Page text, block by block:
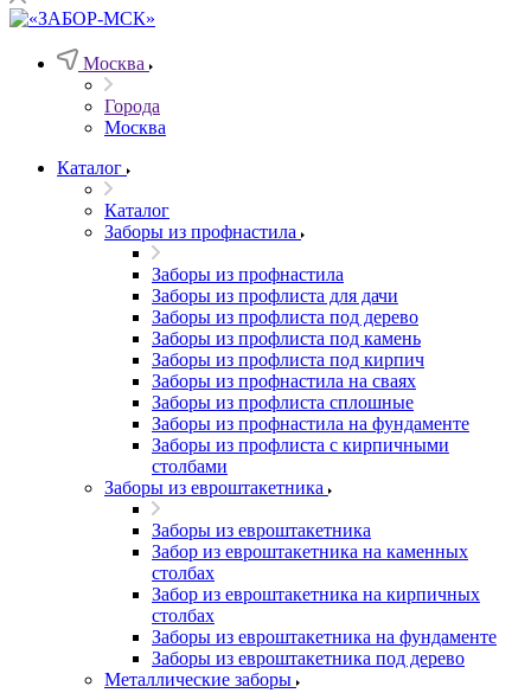
Москва
Города
Москва
Каталог
Каталог
Заборы из профнастила
Заборы из профнастила
Заборы из профлиста для дачи
Заборы из профлиста под дерево
Заборы из профлиста под камень
Заборы из профлиста под кирпич
Заборы из профнастила на сваях
Заборы из профлиста сплошные
Заборы из профнастила на фундаменте
Заборы из профлиста с кирпичными
столбами
Заборы из евроштакетника
Заборы из евроштакетника
Забор из евроштакетника на каменных
столбах
Забор из евроштакетника на кирпичных
столбах
Заборы из евроштакетника на фундаменте
Заборы из евроштакетника под дерево
Металлические заборы